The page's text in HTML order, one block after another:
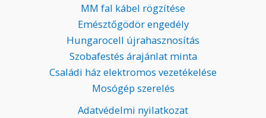
MM fal kábel rögzítése
Emésztőgödör engedély
Hungarocell újrahasznosítás
Szobafestés árajánlat minta
Családi ház elektromos vezetékelése
Mosógép szerelés
Adatvédelmi nyilatkozat